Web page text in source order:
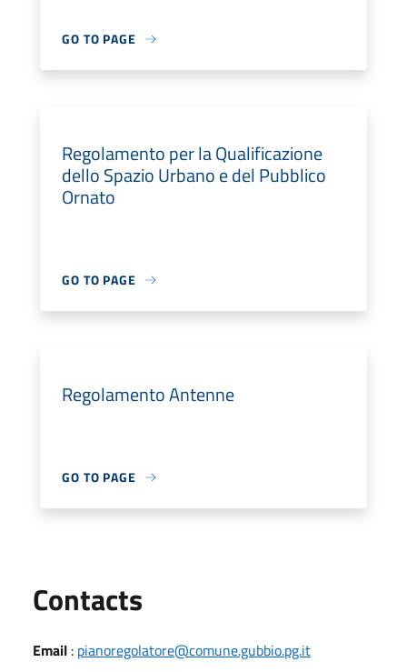
GO TO PAGE
Regolamento per la Qualificazione
dello Spazio Urbano e del Pubblico
Ornato
GO TO PAGE
Regolamento Antenne
GO TO PAGE
Contacts
Email : pianoregolatore@comune.gubbio.pg.it